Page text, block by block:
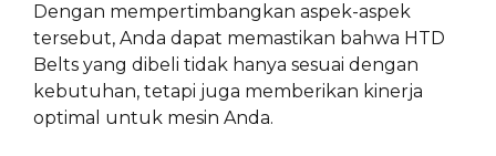
Dengan mempertimbangkan aspek-aspek
tersebut, Anda dapat memastikan bahwa HTD
Belts yang dibeli tidak hanya sesuai dengan
kebutuhan, tetapi juga memberikan kinerja
optimal untuk mesin Anda.